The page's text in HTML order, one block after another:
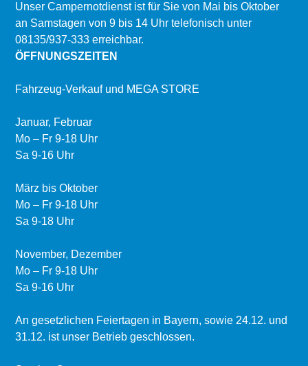
Unser Campernotdienst ist für Sie von Mai bis Oktober
an Samstagen von 9 bis 14 Uhr telefonisch unter
08135/937-333 erreichbar.
ÖFFNUNGSZEITEN
Fahrzeug-Verkauf und MEGA STORE
Januar, Februar
Mo – Fr 9-18 Uhr
Sa 9-16 Uhr
März bis Oktober
Mo – Fr 9-18 Uhr
Sa 9-18 Uhr
November, Dezember
Mo – Fr 9-18 Uhr
Sa 9-16 Uhr
An gesetzlichen Feiertagen in Bayern, sowie 24.12. und
31.12. ist unser Betrieb geschlossen.